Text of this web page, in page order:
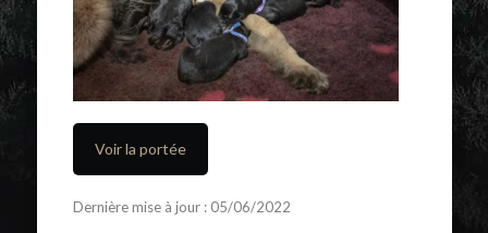
Voir la portée
Dernière mise à jour : 05/06/2022